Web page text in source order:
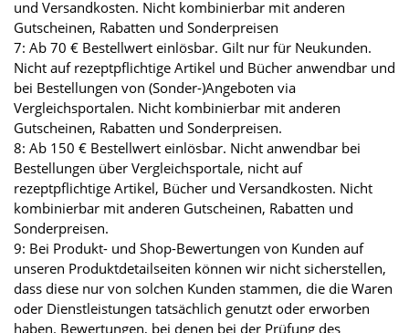
und Versandkosten. Nicht kombinierbar mit anderen
Gutscheinen, Rabatten und Sonderpreisen
7: Ab 70 € Bestellwert einlösbar. Gilt nur für Neukunden.
Nicht auf rezeptpflichtige Artikel und Bücher anwendbar und
bei Bestellungen von (Sonder-)Angeboten via
Vergleichsportalen. Nicht kombinierbar mit anderen
Gutscheinen, Rabatten und Sonderpreisen.
8: Ab 150 € Bestellwert einlösbar. Nicht anwendbar bei
Bestellungen über Vergleichsportale, nicht auf
rezeptpflichtige Artikel, Bücher und Versandkosten. Nicht
kombinierbar mit anderen Gutscheinen, Rabatten und
Sonderpreisen.
9: Bei Produkt- und Shop-Bewertungen von Kunden auf
unseren Produktdetailseiten können wir nicht sicherstellen,
dass diese nur von solchen Kunden stammen, die die Waren
oder Dienstleistungen tatsächlich genutzt oder erworben
haben. Bewertungen, bei denen bei der Prüfung des